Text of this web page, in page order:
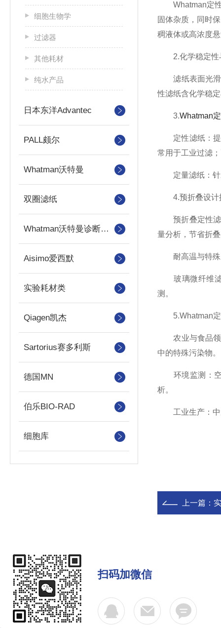
细胞生物学
过滤器
其他耗材
纯水产品
日本东洋Advantec
PALL颇尔
Whatman沃特曼
双圈滤纸
Whatman沃特曼诊断产品
Aisimo爱西默
实验耗材类
Qiagen凯杰
Sartorius赛多利斯
德国MN
伯乐BIO-RAD
细胞库
Whatman定性
固体杂质，同时
稠液体或高浓度
2.化学稳定性
滤纸表面光滑
性滤纸含化学稳
3.Whatman
定性滤纸：提
常用于工业过滤
定量滤纸：针对
4.预折叠设计
预折叠定性滤
量分析，节省折
耐高温与特殊
玻璃微纤维滤
测。
5.Whatman定
农业与食品领
中的特殊污染物。
环境监测：空
析。
工业生产：中速
上一篇：
扫码加微信